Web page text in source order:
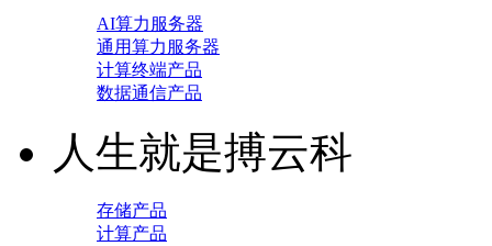
AI算力服务器
通用算力服务器
计算终端产品
数据通信产品
人生就是搏云科
存储产品
计算产品